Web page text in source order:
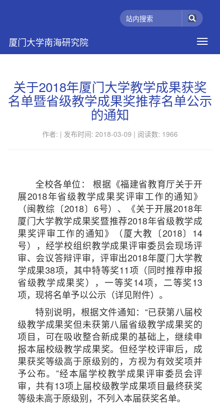
厦门大学南海研究院
关于2018年厦门大学教学成果获奖
名单暨省级教学成果奖推荐名单公示
的通知
作者: | 发布时间: 2018-03-09 | 阅读数: 1966
全校各单位： 根据《福建省教育厅关于开
展2018年省级教学成果奖评审工作的通知》
（闽教综〔2018〕6号）、《关于开展2018年
厦门大学教学成果奖暨推荐2018年省级教学成
果奖评审工作的通知》（厦大教〔2018〕14
号），经学校组织教学成果评审委员会现场评
审、会议答辩评审，评审出2018年厦门大学教
学成果38项，其中特等奖11项（同时推荐申报
省级教学成果奖），一等奖14项，二等奖13
项，现将名单予以公示（详见附件）。
特别说明，根据文件通知：“已获第八届校
级教学成果奖但未获第八届省级教学成果奖的
项目，可在吸收整合新成果的基础上，继续申
报本届校级教学成果奖。但经学校评审后，成
果获奖等级高于原级别的，方视为有效奖项并
予公布。”经本届学校教学成果评审委员会评
审，共有13项上届校级教学成果项目最终获奖
等级未高于原级别，不列入本届获奖名单。